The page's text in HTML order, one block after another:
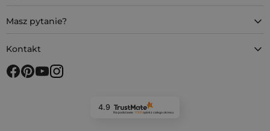
Masz pytanie?
Kontakt
4.9
Na podstawie 11 931 opiniiz całego okresu